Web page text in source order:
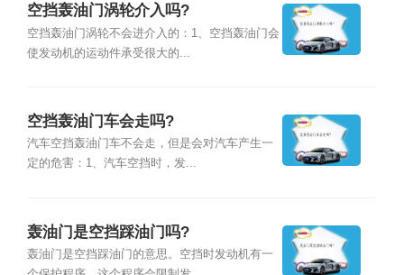
空挡轰油门涡轮介入吗?
空挡轰油门涡轮不会进介入的：1、空挡轰油门会
使发动机的运动件承受很大的...
空挡轰油门车会走吗?
汽车空挡轰油门车不会走，但是会对汽车产生一
定的危害：1、汽车空挡时，发...
轰油门是空挡踩油门吗?
轰油门是空挡踩油门的意思。空挡时发动机有一